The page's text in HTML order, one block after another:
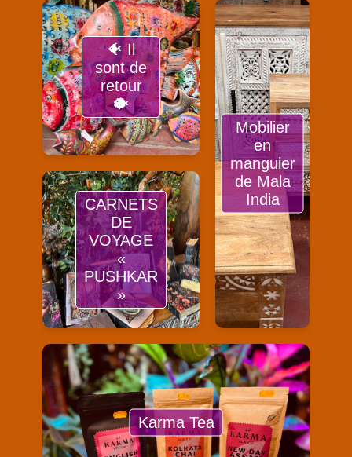
🐠 Il
sont de
retour
🐡
Mobilier
en
manguier
de Mala
India
CARNETS
DE
VOYAGE
«
PUSHKAR
»
Karma Tea